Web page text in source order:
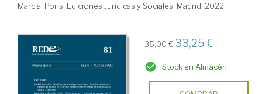
Marcial Pons, Ediciones Jurídicas y Sociales. Madrid, 2022
35,00 € 33,25 €
Stock en Almacén